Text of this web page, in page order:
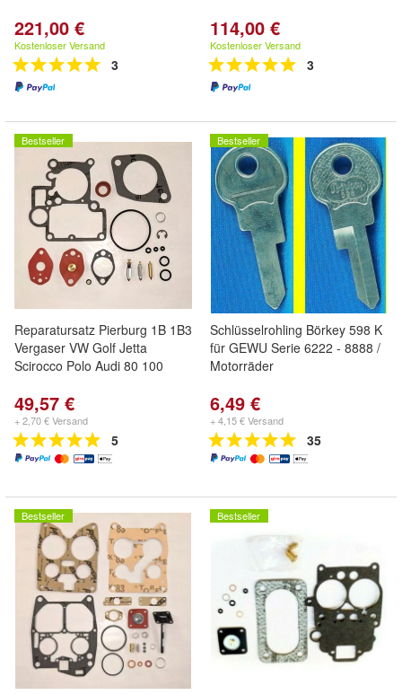
221,00 €
Kostenloser Versand
3
114,00 €
Kostenloser Versand
3
Bestseller
Reparatursatz Pierburg 1B 1B3
Vergaser VW Golf Jetta
Scirocco Polo Audi 80 100
49,57 €
+ 2,70 € Versand
5
Bestseller
Schlüsselrohling Börkey 598 K
für GEWU Serie 6222 - 8888 /
Motorräder
6,49 €
+ 4,15 € Versand
35
Bestseller Bestseller